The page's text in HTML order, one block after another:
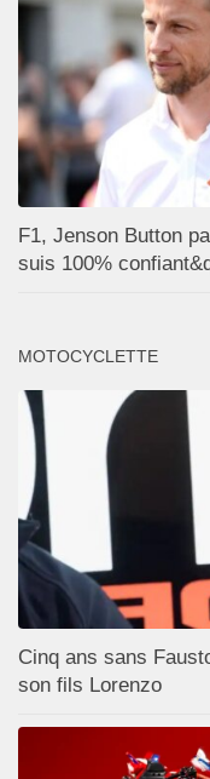
F1, Jenson Button
suis 100%
MOTOCYCLETTE
Cinq ans sans
son fils Lorenzo